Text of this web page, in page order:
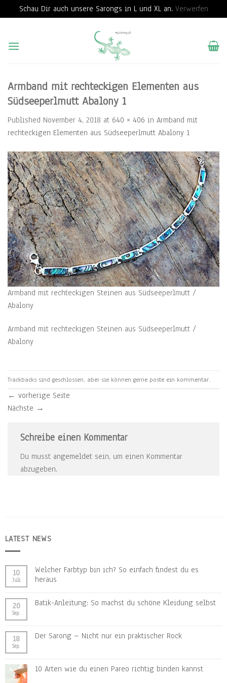
Schau Dir auch unsere Sarongs in L und XL an. Verwerfen
content
Armband mit rechteckigen Elementen aus
Südseeperlmutt Abalony 1
Published November 4, 2018 at 640 × 406 in Armband mit
rechteckigen Elementen aus Südseeperlmutt Abalony 1
Armband mit rechteckigen Steinen aus Südseeperlmutt /
Abalony
Armband mit rechteckigen Steinen aus Südseeperlmutt /
Abalony
Trackbacks sind geschlossen, aber sie können gerne poste ein kommentar.
← vorherige Seite
Nächste →
Schreibe einen Kommentar
Du musst angemeldet sein, um einen Kommentar
abzugeben.
LATEST NEWS
10
Juli
Welcher Farbtyp bin ich? So einfach findest du es
heraus
20
Sep.
Batik-Anleitung: So machst du schöne Kleidung selbst
18
Sep.
Der Sarong – Nicht nur ein praktischer Rock
10 Arten wie du einen Pareo richtig binden kannst